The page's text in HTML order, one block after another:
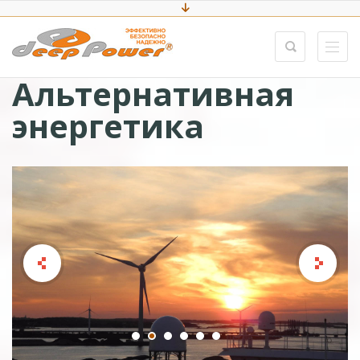
Альтернативная
энергетика